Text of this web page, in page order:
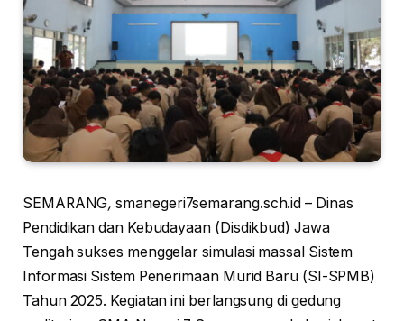
SEMARANG,smanegeri7semarang.sch.id – Dinas
Pendidikan dan Kebudayaan (Disdikbud) Jawa
Tengah sukses menggelar simulasi massal Sistem
Informasi Sistem Penerimaan Murid Baru (SI-SPMB)
Tahun 2025. Kegiatan ini berlangsung di gedung